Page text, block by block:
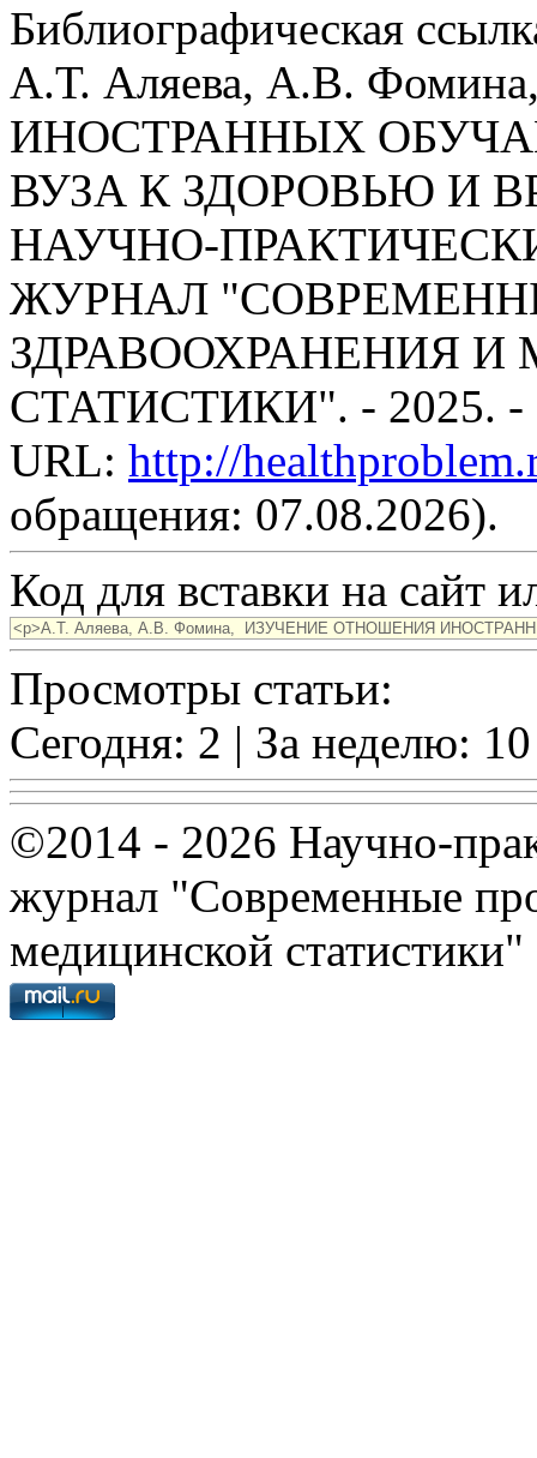
Библиографическая
А.Т. Аляева, А.В.
ИНОСТРАННЫХ
ВУЗА К ЗДОРОВЬЮ И
НАУЧНО-
ЖУРНАЛ
ЗДРАВООХРАНЕНИЯ
СТАТИСТИКИ". - 2025.
URL: http://
обращения: 07.08.2026).
Код для вставки на сайт
Просмотры статьи:
Сегодня: 2 | За неделю:
©2014 - 2026 Научно-
журнал "Современные
медицинской статистики"